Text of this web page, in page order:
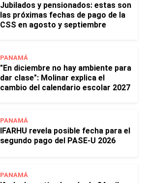
Jubilados y pensionados: estas son
las próximas fechas de pago de la
CSS en agosto y septiembre
PANAMÁ
"En diciembre no hay ambiente para
dar clase": Molinar explica el
cambio del calendario escolar 2027
PANAMÁ
IFARHU revela posible fecha para el
segundo pago del PASE-U 2026
PANAMÁ